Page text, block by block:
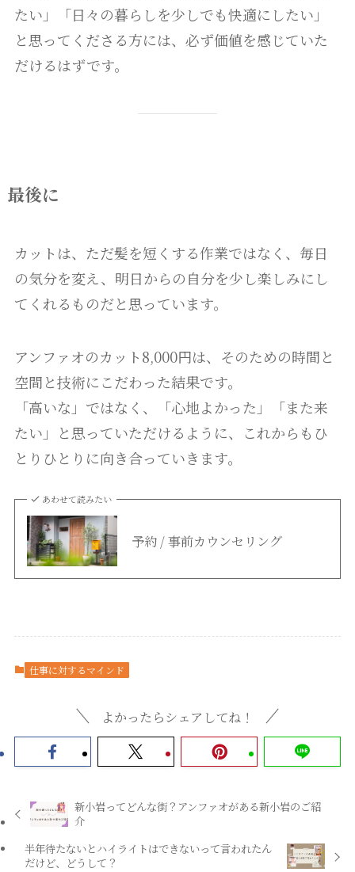
たい」「日々の暮らしを少しでも快適にしたい」
と思ってくださる方には、必ず価値を感じていた
だけるはずです。
最後に
カットは、ただ髪を短くする作業ではなく、毎日
の気分を変え、明日からの自分を少し楽しみにし
てくれるものだと思っています。
アンファオのカット8,000円は、そのための時間と
空間と技術にこだわった結果です。
「高いな」ではなく、「心地よかった」「また来
たい」と思っていただけるように、これからもひ
とりひとりに向き合っていきます。
あわせて読みたい
予約 / 事前カウンセリング
仕事に対するマインド
よかったらシェアしてね！
新小岩ってどんな街？アンファオがある新小岩のご紹
介
半年待たないとハイライトはできないって言われたん
だけど、どうして？